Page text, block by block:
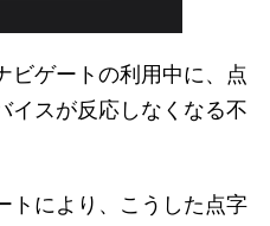
ビゲートの利用中に、点
イスが反応しなくなる不
トにより、こうした点字